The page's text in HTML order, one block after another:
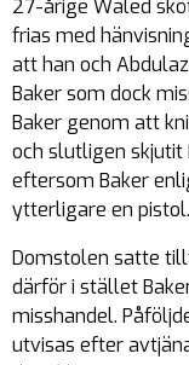
27-årige Waled
frias med
att han och
Baker som dock
Baker genom att
och slutligen skjutit
eftersom Baker
ytterligare en pistol.
Domstolen satte
därför i stället
misshandel.
utvisas efter